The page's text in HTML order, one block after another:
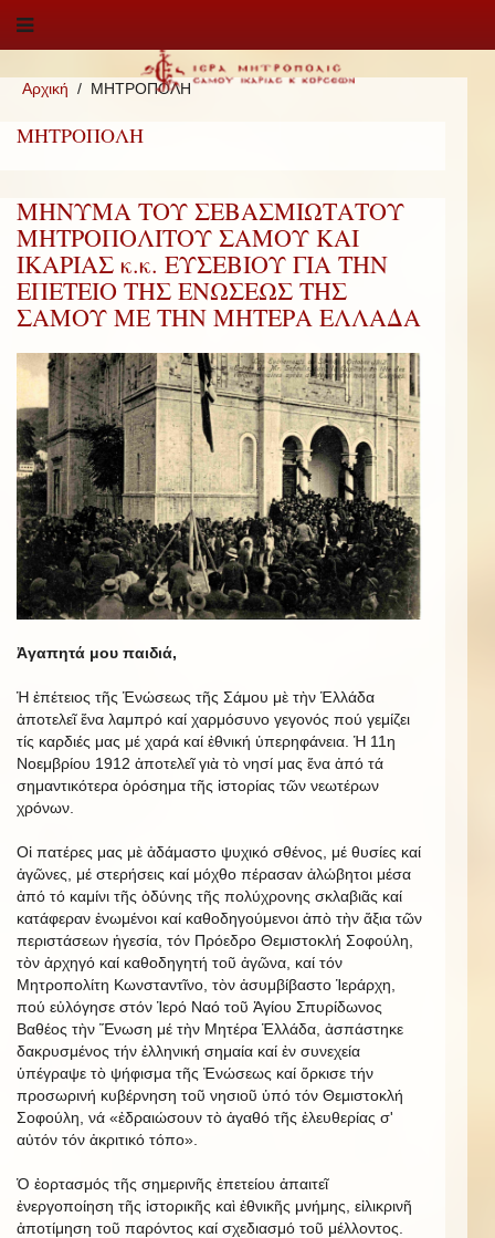
Αρχική ΜΗΤΡΟΠΟΛΗ
ΜΗΤΡΟΠΟΛΗ
ΜΗΝΥΜΑ ΤΟΥ ΣΕΒΑΣΜΙΩΤΑΤΟΥ
ΜΗΤΡΟΠΟΛΙΤΟΥ ΣΑΜΟΥ ΚΑΙ
ΙΚΑΡΙΑΣ κ.κ. ΕΥΣΕΒΙΟΥ ΓΙΑ ΤΗΝ
ΕΠΕΤΕΙΟ ΤΗΣ ΕΝΩΣΕΩΣ ΤΗΣ
ΣΑΜΟΥ ΜΕ ΤΗΝ ΜΗΤΕΡΑ ΕΛΛΑΔΑ
Ἀγαπητά μου παιδιά,
Ἡ ἐπέτειος τῆς Ἑνώσεως τῆς Σάμου μὲ τὴν Ἑλλάδα
ἀποτελεῖ ἕνα λαμπρό καί χαρμόσυνο γεγονός πού γεμίζει
τίς καρδιές μας μέ χαρά καί ἐθνική ὑπερηφάνεια. Ἡ 11η
Νοεμβρίου 1912 ἀποτελεῖ γιὰ τὸ νησί μας ἕνα ἀπό τά
σημαντικότερα ὁρόσημα τῆς ἱστορίας τῶν νεωτέρων
χρόνων.
Οἱ πατέρες μας μὲ ἀδάμαστο ψυχικό σθένος, μέ θυσίες καί
ἀγῶνες, μέ στερήσεις καί μόχθο πέρασαν ἀλώβητοι μέσα
ἀπό τό καμίνι τῆς ὀδύνης τῆς πολύχρονης σκλαβιᾶς καί
κατάφεραν ἑνωμένοι καί καθοδηγούμενοι ἀπὸ τὴν ἄξια τῶν
περιστάσεων ἡγεσία, τόν Πρόεδρο Θεμιστοκλή Σοφούλη,
τὸν ἀρχηγό καί καθοδηγητή τοῦ ἀγῶνα, καί τόν
Μητροπολίτη Κωνσταντῖνο, τὸν ἀσυμβίβαστο Ἱεράρχη,
πού εὐλόγησε στόν Ἱερό Ναό τοῦ Ἁγίου Σπυρίδωνος
Βαθέος τὴν Ἕνωση μέ τὴν Μητέρα Ἑλλάδα, ἀσπάστηκε
δακρυσμένος τήν ἑλληνική σημαία καί ἐν συνεχεία
ὑπέγραψε τὸ ψήφισμα τῆς Ἑνώσεως καί ὅρκισε τήν
προσωρινή κυβέρνηση τοῦ νησιοῦ ὑπό τόν Θεμιστοκλή
Σοφούλη, νά «ἐδραιώσουν τὸ ἀγαθό τῆς ἐλευθερίας σ'
αὐτόν τόν ἀκριτικό τόπο».
Ὁ ἑορτασμός τῆς σημερινῆς ἐπετείου ἀπαιτεῖ
ἐνεργοποίηση τῆς ἱστορικῆς καὶ ἐθνικῆς μνήμης, εἰλικρινῆ
ἀποτίμηση τοῦ παρόντος καί σχεδιασμό τοῦ μέλλοντος.